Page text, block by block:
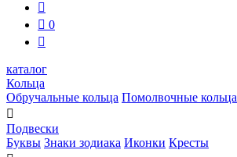

 0

каталог
Кольца
Обручальные кольца Помолвочные кольца

Подвески
Буквы Знаки зодиака Иконки Кресты